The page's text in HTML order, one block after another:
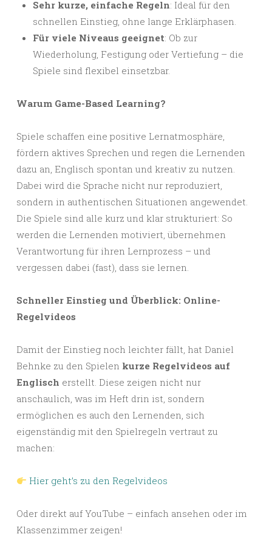
Sehr kurze, einfache Regeln: Ideal für den
schnellen Einstieg, ohne lange Erklärphasen.
Für viele Niveaus geeignet: Ob zur
Wiederholung, Festigung oder Vertiefung – die
Spiele sind flexibel einsetzbar.
Warum Game-Based Learning?
Spiele schaffen eine positive Lernatmosphäre,
fördern aktives Sprechen und regen die Lernenden
dazu an, Englisch spontan und kreativ zu nutzen.
Dabei wird die Sprache nicht nur reproduziert,
sondern in authentischen Situationen angewendet.
Die Spiele sind alle kurz und klar strukturiert: So
werden die Lernenden motiviert, übernehmen
Verantwortung für ihren Lernprozess – und
vergessen dabei (fast), dass sie lernen.
Schneller Einstieg und Überblick: Online-
Regelvideos
Damit der Einstieg noch leichter fällt, hat Daniel
Behnke zu den Spielen kurze Regelvideos auf
Englisch erstellt. Diese zeigen nicht nur
anschaulich, was im Heft drin ist, sondern
ermöglichen es auch den Lernenden, sich
eigenständig mit den Spielregeln vertraut zu
machen:
Hier geht’s zu den Regelvideos
Oder direkt auf YouTube – einfach ansehen oder im
Klassenzimmer zeigen!